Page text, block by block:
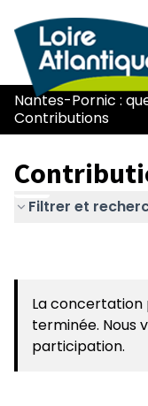
Nantes-Pornic :
Contributions
Filtrer et
La
terminée. Nous
participation.